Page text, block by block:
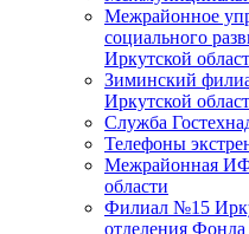
Межрайонное
социального
Иркутской
Зиминский
Иркутской
Служба
Телефоны
Межрайонная
области
Филиал №15
отделения